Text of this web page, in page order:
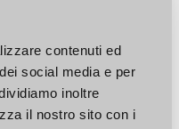
contenuti ed
social media e per
inoltre
il nostro sito con i